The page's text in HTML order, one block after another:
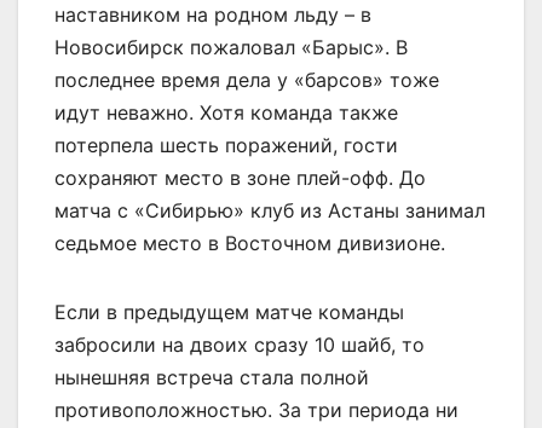
наставником на родном льду – в
Новосибирск пожаловал «Барыс». В
последнее время дела у «барсов» тоже
идут неважно. Хотя команда также
потерпела шесть поражений, гости
сохраняют место в зоне плей-офф. До
матча с «Сибирью» клуб из Астаны занимал
седьмое место в Восточном дивизионе.
Если в предыдущем матче команды
забросили на двоих сразу 10 шайб, то
нынешняя встреча стала полной
противоположностью. За три периода ни